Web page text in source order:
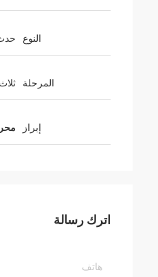
النوع حدث
المرحلة
إبراز
اترك رسالة